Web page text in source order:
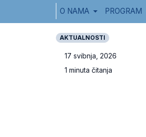
O NAMA
PROGRAM
AKTUALNOSTI
17 svibnja, 2026
1 minuta čitanja